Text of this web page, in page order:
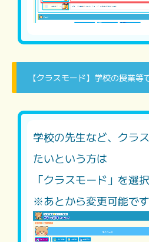
【クラスモード】学校の授業等
学校の先生など、クラ
たいという方は
「クラスモード」を選
※あとから変更可能です